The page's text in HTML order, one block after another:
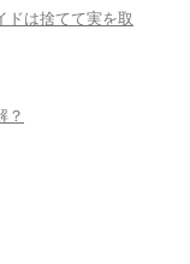
ドは捨てて実を取
？